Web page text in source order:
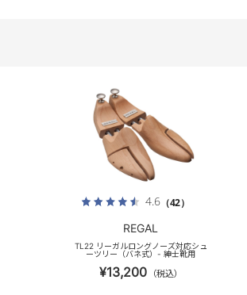
4.6（42）
REGAL
TL22 リーガルロングノーズ対応シュ
ーツリー（バネ式）- 紳士靴用
¥13,200 （税込）